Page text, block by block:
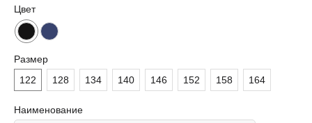
Цвет
Размер
122
128 134 140 146 152 158 164
Наименование